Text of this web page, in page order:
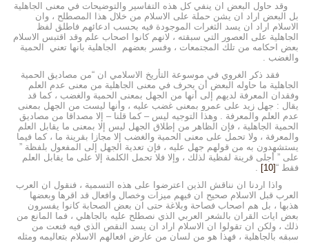
وقد حاول البعض ان ينفي كل هذه التفاسير والتوضيحات في معنى الجاهلية
بل البعض اراد ان يشن حملة على الاسلام من خلال هذا المصطلح ، وان
الاسلام اراد ان يسد الثغرات الموجودة فيه بحسب ادعائهم فاطلق لفظ
الجاهلية على العصور التي سبقته ، لانهم كانوا اصحاب علم وقد اقتبس الاسلام
بعض احكامه من تلك المجتمعات ، وفسر بعضهم الجاهلية بانها تعني الحمية
والغضب .
فقد ذكر الغروي في موسوعة التأريخ الاسلامي ان “من مصاديق الحمية
الجاهلية ما حاوله البعض أن يحرف في معنى الجاهلية من معنى عدم العلم
وفقدان المعرفة لديهم إلى أنها من الجهل بمعنى الحمية والغضب ، كما قد
يقال : جهل زيد على عمرو بمعنى غضب عليه ، وأنها ليست من الجهل بمعنى
عدم العلم والمعرفة . وهذا التوجيه ليس – كما قلنا – إلا مصداقا من مصاديق
الحمية الجاهلية ، فإن الظاهر من إطلاق الجهل ليس إلا بمعنى ما يقابل العلم
والمعرفة ، ولا تحمل على معنى الحمية والغضب إلا مجازا بقرينة ما ، كما فيما
يستشهدون به من قولهم جهل عليه ، فإن تعدية الجهل إلى المفعول بلفظة ”
على ” أجلى قرينة لفظية لذلك ، وإلا فلا تحمل الكلمة إلا على ما يقابل العلم
فقط “[10]
.
واذا اردنا ان نناقش الذين اعترضوا على هذه التسمية ، فنقول ان العرب
العرب قبل الاسلام صحيح ان فيهم ميزات وخصال وافعال قد اقرها وبعضها
هذبها ، بل هم اصحاب فصاحة وبلاغة حتى ان بعض الصحابة كانوا يفسرون
بعض ايات القران بالشعر العربي الذي نصطلح عليه بالجاهلي ، فما المانع من
ذلك ، ولكن ان تقولوا ان الاسلام اراد ان يسد النقص الذي فيه فنعت من
سبقه بالجاهلية ، فهذا هو من لسان من عارض افعالهم الاسلام بتعاليمه ومثله